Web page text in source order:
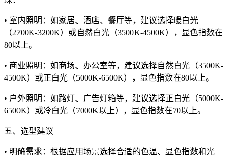
• 室内照明：如家居、酒店、餐厅等，建议选择暖白光
（2700K-3200K）或自然白光（3500K-4500K），显色指数在
80以上。
• 商业照明：如商场、办公室等，建议选择自然白光（3500K-
4500K）或正白光（5000K-6500K），显色指数在80以上。
• 户外照明：如路灯、广告灯箱等，建议选择正白光（5000K-
6500K）或冷白光（7000K以上），显色指数在70以上。
五、选型建议
• 明确需求：根据应用场景选择合适的色温、显色指数和光